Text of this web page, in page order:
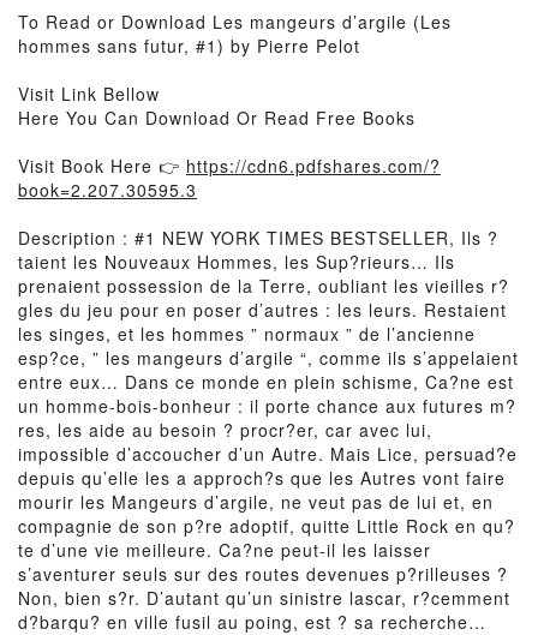
To Read or Download Les mangeurs d’argile (Les
hommes sans futur, #1) by Pierre Pelot
Visit Link Bellow
Here You Can Download Or Read Free Books
Visit Book Here 👉 https://cdn6.pdfshares.com/?
book=2.207.30595.3
Description : #1 NEW YORK TIMES BESTSELLER, Ils ?
taient les Nouveaux Hommes, les Sup?rieurs… Ils
prenaient possession de la Terre, oubliant les vieilles r?
gles du jeu pour en poser d’autres : les leurs. Restaient
les singes, et les hommes ” normaux ” de l’ancienne
esp?ce, ” les mangeurs d’argile “, comme ils s’appelaient
entre eux… Dans ce monde en plein schisme, Ca?ne est
un homme-bois-bonheur : il porte chance aux futures m?
res, les aide au besoin ? procr?er, car avec lui,
impossible d’accoucher d’un Autre. Mais Lice, persuad?e
depuis qu’elle les a approch?s que les Autres vont faire
mourir les Mangeurs d’argile, ne veut pas de lui et, en
compagnie de son p?re adoptif, quitte Little Rock en qu?
te d’une vie meilleure. Ca?ne peut-il les laisser
s’aventurer seuls sur des routes devenues p?rilleuses ?
Non, bien s?r. D’autant qu’un sinistre lascar, r?cemment
d?barqu? en ville fusil au poing, est ? sa recherche…